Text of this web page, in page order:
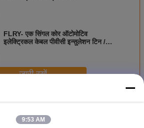
FLRY- एक सिंगल कोर ऑटोमोटिव
इलेक्ट्रिकल केबल पीवीसी इन्सुलेशन टिन /
जारी रखें
9:53 AM